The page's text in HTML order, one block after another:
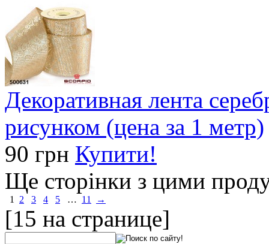
Декоративная лента
рисунком (цена за 1 метр)
90 грн Купити!
Ще сторінки з цими
1 2 3 4 5 … 11 →
[15 на странице]